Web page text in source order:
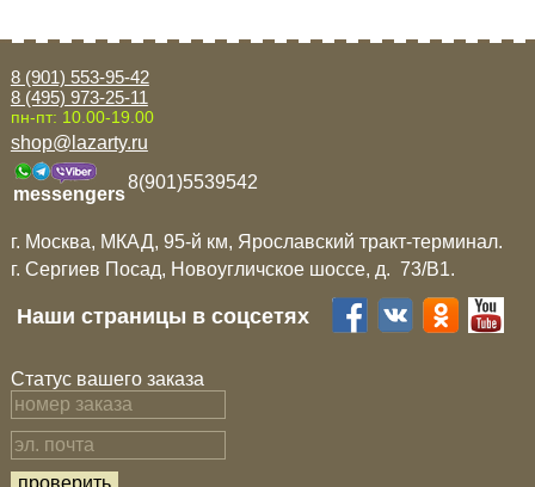
8 (901) 553-95-42
8 (495) 973-25-11
пн-пт: 10.00-19.00
shop@lazarty.ru
messengers
8(901)5539542
г. Москва, МКАД, 95-й км, Ярославский тракт-терминал.
г. Сергиев Посад, Новоугличское шоссе, д. 73/B1.
Наши страницы в соцсетях
Статус вашего заказа